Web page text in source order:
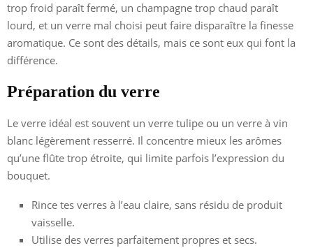
trop froid paraît fermé, un champagne trop chaud paraît
lourd, et un verre mal choisi peut faire disparaître la finesse
aromatique. Ce sont des détails, mais ce sont eux qui font la
différence.
Préparation du verre
Le verre idéal est souvent un verre tulipe ou un verre à vin
blanc légèrement resserré. Il concentre mieux les arômes
qu’une flûte trop étroite, qui limite parfois l’expression du
bouquet.
Rince tes verres à l’eau claire, sans résidu de produit
vaisselle.
Utilise des verres parfaitement propres et secs.